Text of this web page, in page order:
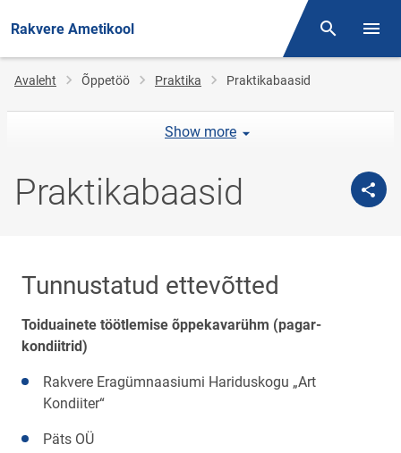
Rakvere Ametikool Otsing
Jälglink
Avaleht Õppetöö Praktika Praktikabaasid
Praktikabaasid
Show more
Tunnustatud ettevõtted
Toiduainete töötlemise õppekavarühm (pagar-
kondiitrid)
Rakvere Eragümnaasiumi Hariduskogu „Art
Kondiiter“
Päts OÜ